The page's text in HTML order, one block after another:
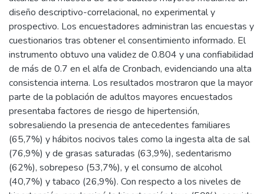
diseño descriptivo-correlacional, no experimental y
prospectivo. Los encuestadores administran las encuestas y
cuestionarios tras obtener el consentimiento informado. El
instrumento obtuvo una validez de 0.804 y una confiabilidad
de más de 0.7 en el alfa de Cronbach, evidenciando una alta
consistencia interna. Los resultados mostraron que la mayor
parte de la población de adultos mayores encuestados
presentaba factores de riesgo de hipertensión,
sobresaliendo la presencia de antecedentes familiares
(65,7%) y hábitos nocivos tales como la ingesta alta de sal
(76,9%) y de grasas saturadas (63,9%), sedentarismo
(62%), sobrepeso (53,7%), y el consumo de alcohol
(40,7%) y tabaco (26,9%). Con respecto a los niveles de